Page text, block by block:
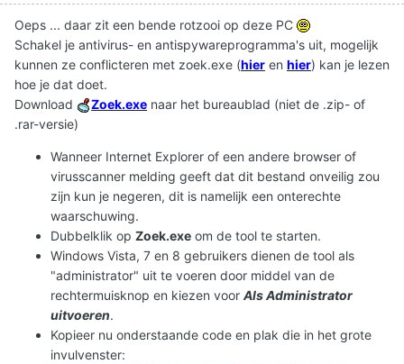
Oeps ... daar zit een bende rotzooi op deze PC
Schakel je antivirus- en antispywareprogramma's uit, mogelijk
kunnen ze conflicteren met zoek.exe (hier en hier) kan je lezen
hoe je dat doet.
Download
Zoek.exe naar het bureaublad (niet de .zip- of
.rar-versie)
Wanneer Internet Explorer of een andere browser of
virusscanner melding geeft dat dit bestand onveilig zou
zijn kun je negeren, dit is namelijk een onterechte
waarschuwing.
Dubbelklik op Zoek.exe om de tool te starten.
Windows Vista, 7 en 8 gebruikers dienen de tool als
"administrator" uit te voeren door middel van de
rechtermuisknop en kiezen voor Als Administrator
uitvoeren.
Kopieer nu onderstaande code en plak die in het grote
invulvenster: